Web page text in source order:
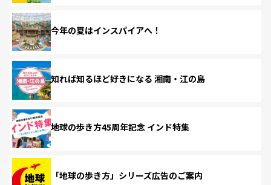
今年の夏はインスパイアへ！
知れば知るほど好きになる 湘南・江の島
地球の歩き方45周年記念 インド特集
「地球の歩き方」シリーズ広告のご案内